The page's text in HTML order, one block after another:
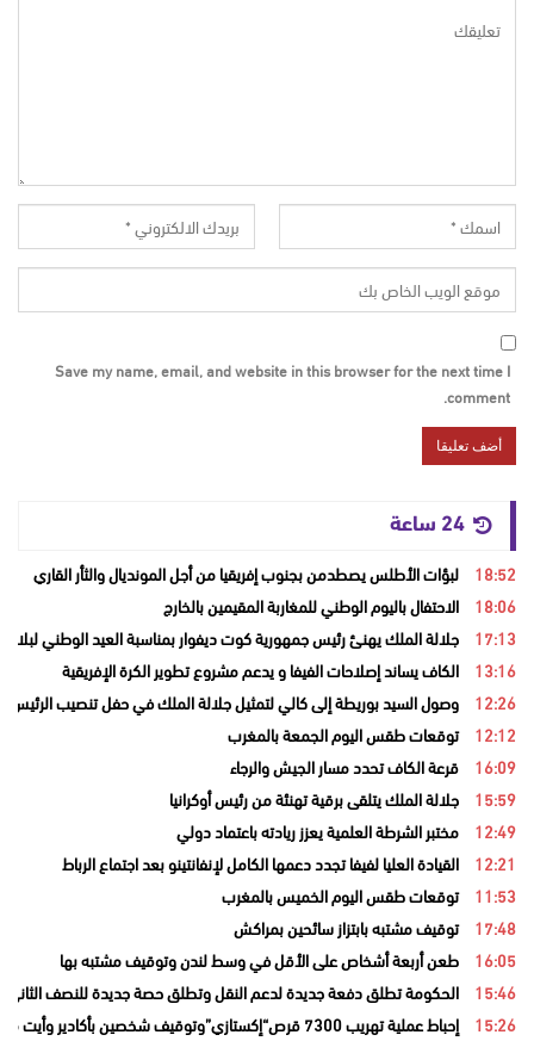
Save my name, email, and website in this browser for the next time I
comment.
18:52 لبؤات الأطلس يصطدمن بجنوب إفريقيا من أجل المونديال والثأر القاري
18:06 الاحتفال باليوم الوطني للمغاربة المقيمين بالخارج
17:13 جلالة الملك يهنئ رئيس جمهورية كوت ديفوار بمناسبة العيد الوطني لبلاده
13:16 الكاف يساند إصلاحات الفيفا و يدعم مشروع تطوير الكرة الإفريقية
12:26 وصول السيد بوريطة إلى كالي لتمثيل جلالة الملك في حفل تنصيب الرئيس
12:12 توقعات طقس اليوم الجمعة بالمغرب
16:09 قرعة الكاف تحدد مسار الجيش والرجاء
15:59 جلالة الملك يتلقى برقية تهنئة من رئيس أوكرانيا
12:49 مختبر الشرطة العلمية يعزز ريادته باعتماد دولي
12:21 القيادة العليا لفيفا تجدد دعمها الكامل لإنفانتينو بعد اجتماع الرباط
11:53 توقعات طقس اليوم الخميس بالمغرب
17:48 توقيف مشتبه بابتزاز سائحين بمراكش
16:05 طعن أربعة أشخاص على الأقل في وسط لندن وتوقيف مشتبه بها
15:46 الحكومة تطلق دفعة جديدة لدعم النقل وتطلق حصة جديدة للنصف الثاني
15:26 إحباط عملية تهريب 7300 قرص“إكستازي”وتوقيف شخصين بأكادير وأيت ملول